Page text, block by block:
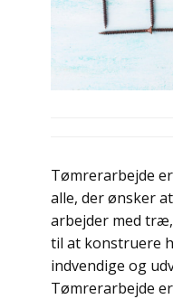
Tømrerarbejde
alle, der ønsker
arbejder med
til at konstruere
indvendige og
Tømrerarbejde